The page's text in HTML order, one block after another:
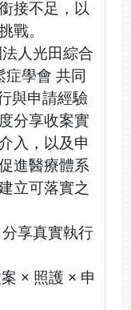
接不足，以
戰。
人光田綜合
學會 共同
與申請經驗
分享收案實
入，以及申
進醫療體系
立可落實之
享真實執行
護 × 申